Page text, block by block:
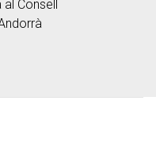
al Consell